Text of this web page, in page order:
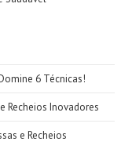
6 Técnicas!
Recheios Inovadores
e Recheios